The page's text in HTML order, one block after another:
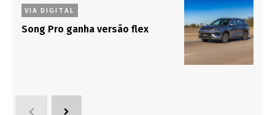
VIA DIGITAL
Song Pro ganha versão flex